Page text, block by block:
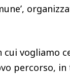
cui vogliamo
percorso,